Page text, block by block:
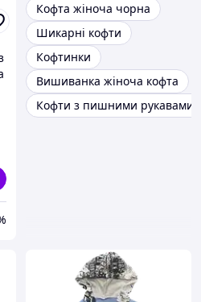
Кофта жіноча чорна
Шикарні кофти
Кофтинки
Вишиванка жіноча кофта
Кофти з пишними рукавами